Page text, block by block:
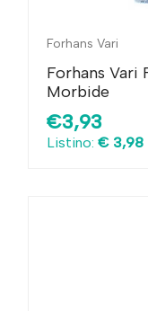
Forhans Vari
Forhans Vari
Morbide
€3,93
Listino: € 3,98